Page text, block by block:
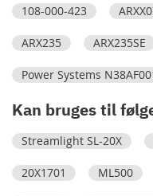
108-000-423
ARX235 ARX235SE
Power Systems
Kan bruges til
Streamlight SL-20X
20X1701 ML500